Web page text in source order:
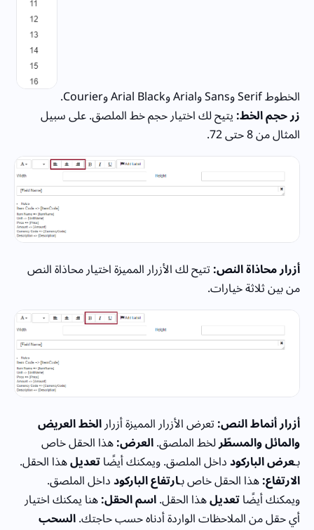
الخطوط Serif وSans وArial وArial Black وCourier.
زر حجم الخط:يتيح لك اختيار حجم خط الملصق. على سبيل
المثال من 8 حتى 72.
أزرار محاذاة النص:تتيح لك الأزرار المميزة اختيار محاذاة النص
من بين ثلاثة خيارات.
أزرار أنماط النص:تعرض الأزرار المميزة أزرارالخط العريض
والمائل والمسطّرلخط الملصق.العرض:هذا الحقل خاص
بـعرض الباركودداخل الملصق. ويمكنك أيضًاتعديلهذا الحقل.
الارتفاع:هذا الحقل خاص بـارتفاع الباركودداخل الملصق.
ويمكنك أيضًاتعديلهذا الحقل.اسم الحقل:هنا يمكنك اختيار
أي حقل من الملاحظات الواردة أدناه حسب حاجتك.السحب